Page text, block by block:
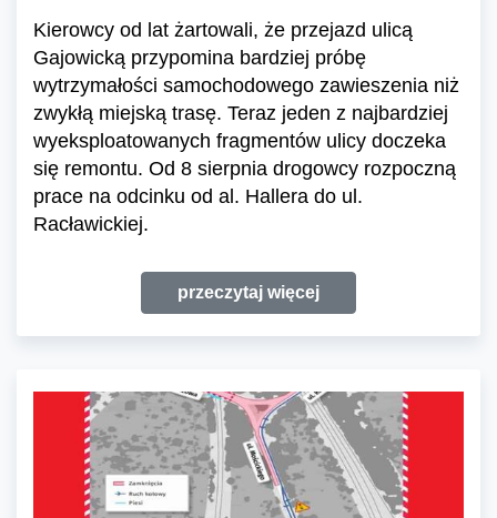
Kierowcy od lat żartowali, że przejazd ulicą
Gajowicką przypomina bardziej próbę
wytrzymałości samochodowego zawieszenia niż
zwykłą miejską trasę. Teraz jeden z najbardziej
wyeksploatowanych fragmentów ulicy doczeka
się remontu. Od 8 sierpnia drogowcy rozpoczną
prace na odcinku od al. Hallera do ul.
Racławickiej.
przeczytaj więcej